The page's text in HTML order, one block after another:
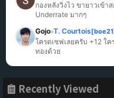
กองหลังวิ่งไว ขายาวเข้
Underrate มากๆ
Gojo»T. Courtois
โครตเซฟเลยครับ +12 ใ
ทองด้วย
Recently Viewed